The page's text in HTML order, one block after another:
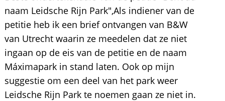
naam Leidsche Rijn Park",Als indiener van de
petitie heb ik een brief ontvangen van B&W
van Utrecht waarin ze meedelen dat ze niet
ingaan op de eis van de petitie en de naam
Máximapark in stand laten. Ook op mijn
suggestie om een deel van het park weer
Leidsche Rijn Park te noemen gaan ze niet in.